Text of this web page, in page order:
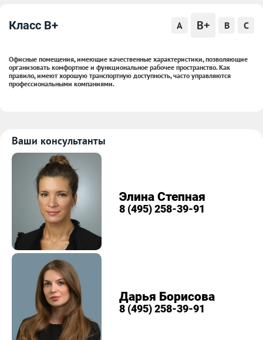
Класс B+ A B+ B C
Офисные помещения, имеющие качественные характеристики, позволяющие
организовать комфортное и функциональное рабочее пространство. Как
правило, имеют хорошую транспортную доступность, часто управляются
профессиональными компаниями.
Ваши консультанты
Элина Степная
8 (495) 258-39-91
Дарья Борисова
8 (495) 258-39-91